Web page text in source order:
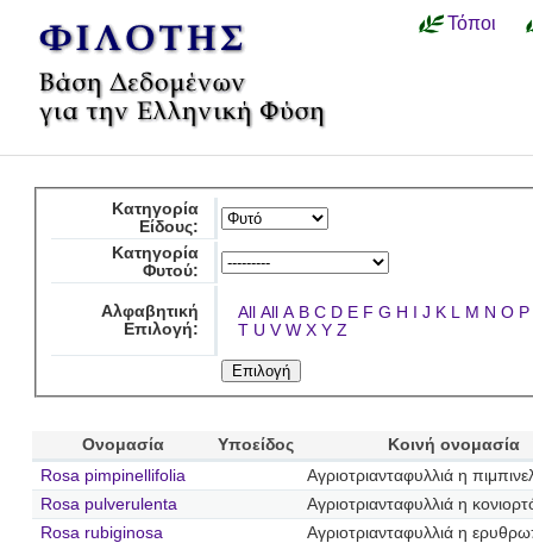
Τόποι
Κατηγορία
Είδους:
Κατηγορία
Φυτού:
Αλφαβητική
Επιλογή:
All All A B C D E F G H I J K L M N O P
T U V W X Y Z
Ονομασία Υποείδος
Κοινή ονομασία
Rosa pimpinellifolia
Αγριοτριανταφυλλιά η
Rosa pulverulenta
Αγριοτριανταφυλλιά η
Rosa rubiginosa
Αγριοτριανταφυλλιά η